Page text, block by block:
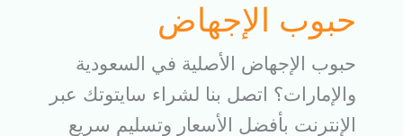
حبوب الإجهاض
حبوب الإجهاض الأصلية في السعودية
والإمارات؟ اتصل بنا لشراء سايتوتك عبر
الإنترنت بأفضل الأسعار وتسليم سريع